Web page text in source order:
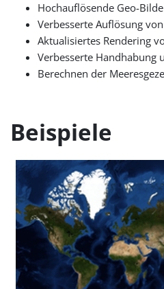
Hochauflösende Geo-
Verbesserte Auflösung
Aktualisiertes Rendering
Verbesserte Handhabung
Berechnen der
Beispiele